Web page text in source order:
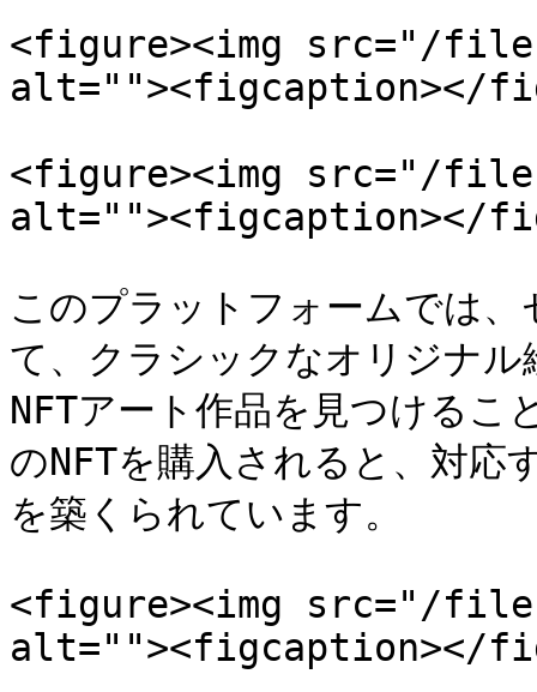
<figure><img src="/files/
alt=""><figcaption></
<figure><img src="/files/
alt=""><figcaption></
このプラットフォームでは
て、クラシックなオリジナ
NFTアート作品を見つけるこ
のNFTを購入されると、対応
を築くられています。
<figure><img src="/
alt=""><figcaption></